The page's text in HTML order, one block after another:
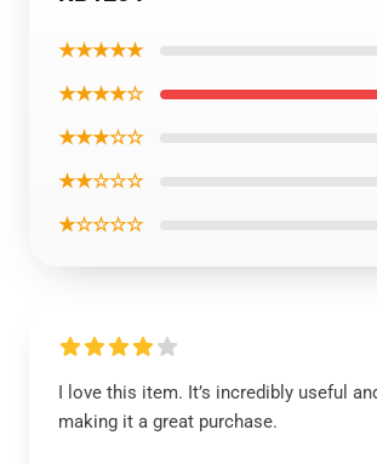
★★★★★
★★★★☆
★★★☆☆
★★☆☆☆
★☆☆☆☆
I love this item. It’s incredibly useful
making it a great purchase.